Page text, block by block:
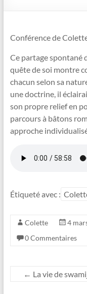
Conférence de
Ce partage spontané
quête de soi montre
chacun selon sa
une doctrine, il
son propre relief en
parcours à bâtons
approche
Étiqueté avec :
Colette 4
0 Commentaires
← La vie de